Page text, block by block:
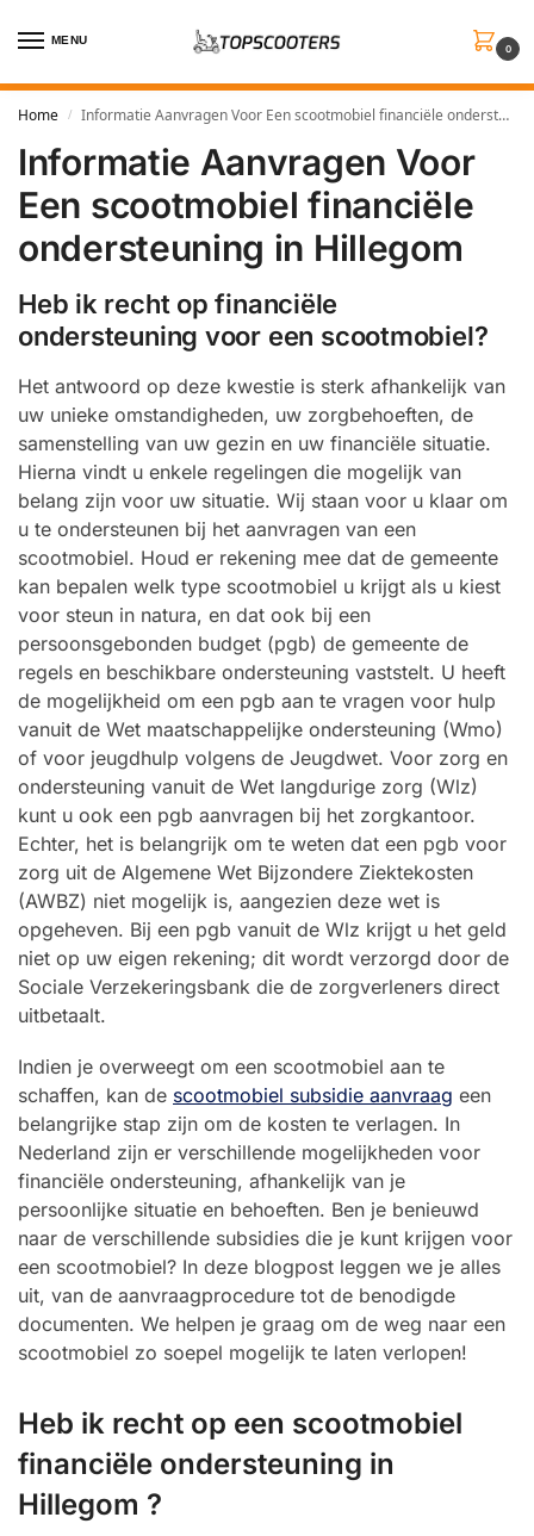
MENU
0
Home / Informatie Aanvragen Voor Een scootmobiel financiële ondersteuning in Hillegom
Informatie Aanvragen Voor
Een scootmobiel financiële
ondersteuning in Hillegom
Heb ik recht op financiële
ondersteuning voor een scootmobiel?
Het antwoord op deze kwestie is sterk afhankelijk van
uw unieke omstandigheden, uw zorgbehoeften, de
samenstelling van uw gezin en uw financiële situatie.
Hierna vindt u enkele regelingen die mogelijk van
belang zijn voor uw situatie. Wij staan voor u klaar om
u te ondersteunen bij het aanvragen van een
scootmobiel. Houd er rekening mee dat de gemeente
kan bepalen welk type scootmobiel u krijgt als u kiest
voor steun in natura, en dat ook bij een
persoonsgebonden budget (pgb) de gemeente de
regels en beschikbare ondersteuning vaststelt. U heeft
de mogelijkheid om een pgb aan te vragen voor hulp
vanuit de Wet maatschappelijke ondersteuning (Wmo)
of voor jeugdhulp volgens de Jeugdwet. Voor zorg en
ondersteuning vanuit de Wet langdurige zorg (Wlz)
kunt u ook een pgb aanvragen bij het zorgkantoor.
Echter, het is belangrijk om te weten dat een pgb voor
zorg uit de Algemene Wet Bijzondere Ziektekosten
(AWBZ) niet mogelijk is, aangezien deze wet is
opgeheven. Bij een pgb vanuit de Wlz krijgt u het geld
niet op uw eigen rekening; dit wordt verzorgd door de
Sociale Verzekeringsbank die de zorgverleners direct
uitbetaalt.
Indien je overweegt om een scootmobiel aan te
schaffen, kan de scootmobiel subsidie aanvraag een
belangrijke stap zijn om de kosten te verlagen. In
Nederland zijn er verschillende mogelijkheden voor
financiële ondersteuning, afhankelijk van je
persoonlijke situatie en behoeften. Ben je benieuwd
naar de verschillende subsidies die je kunt krijgen voor
een scootmobiel? In deze blogpost leggen we je alles
uit, van de aanvraagprocedure tot de benodigde
documenten. We helpen je graag om de weg naar een
scootmobiel zo soepel mogelijk te laten verlopen!
Heb ik recht op een scootmobiel
financiële ondersteuning in
Hillegom ?